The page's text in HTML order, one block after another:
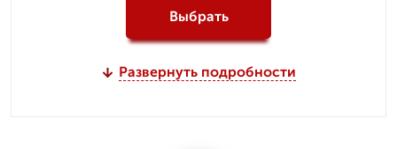
Выбрать
Развернуть подробности